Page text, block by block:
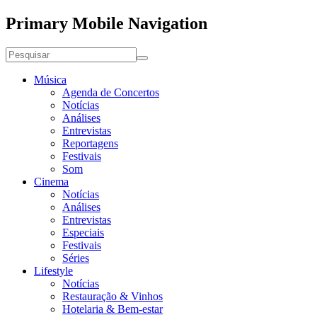
Primary Mobile Navigation
Música
Agenda de Concertos
Notícias
Análises
Entrevistas
Reportagens
Festivais
Som
Cinema
Notícias
Análises
Entrevistas
Especiais
Festivais
Séries
Lifestyle
Notícias
Restauração & Vinhos
Hotelaria & Bem-estar